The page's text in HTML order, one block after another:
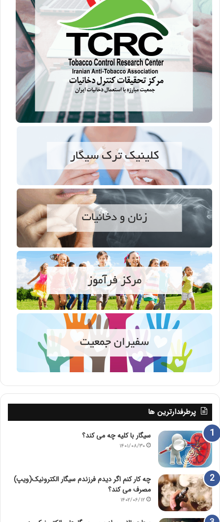
پرطرفدارترین ها
سیگار با کلیه چه می کند؟
۱۴۰۱/۰۸/۳۰
چه کار کنم اگر دیدم فرزندم سیگار الکترونیک(ویپ)
مصرف می کند؟
۱۴۰۲/۰۶/۱۲